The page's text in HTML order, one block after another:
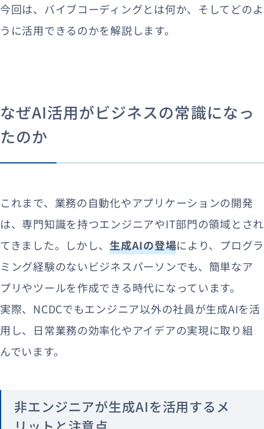
今回は、バイブコーディングとは何か、そしてどのよ
うに活用できるのかを解説します。
なぜAI活用がビジネスの常識になっ
たのか
これまで、業務の自動化やアプリケーションの開発
は、専門知識を持つエンジニアやIT部門の領域とされ
てきました。しかし、生成AIの登場により、プログラ
ミング経験のないビジネスパーソンでも、簡単なア
プリやツールを作成できる時代になっています。
実際、NCDCでもエンジニア以外の社員が生成AIを活
用し、日常業務の効率化やアイデアの実現に取り組
んでいます。
非エンジニアが生成AIを活用するメ